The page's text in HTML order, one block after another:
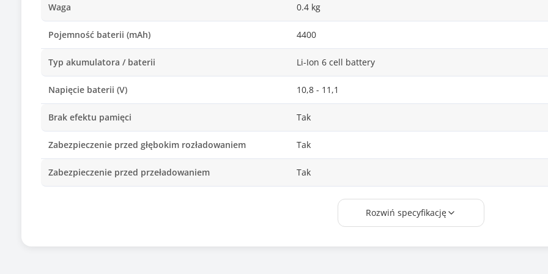
Waga 0.4 kg
Pojemność baterii (mAh) 4400
Typ akumulatora / baterii Li-Ion 6 cell battery
Napięcie baterii (V) 10,8 - 11,1
Brak efektu pamięci Tak
Zabezpieczenie przed głębokim rozładowaniem Tak
Zabezpieczenie przed przeładowaniem Tak
513129-141, 513129-161, 513129-321, 513129-351, 513129-361
513130-141, 513130-161, 513130-321, 535753-001, 535808-
Rozwiń specyfikację